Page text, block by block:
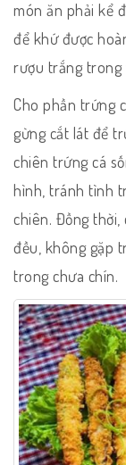
món ăn phải kể
để khứ được
rượu trắng trong
Cho phần trứng
gừng cắt lát để
chiên trứng cá
hình, tránh tình
chiên. Đồng thời,
đều, không gặp
trong chưa chín.